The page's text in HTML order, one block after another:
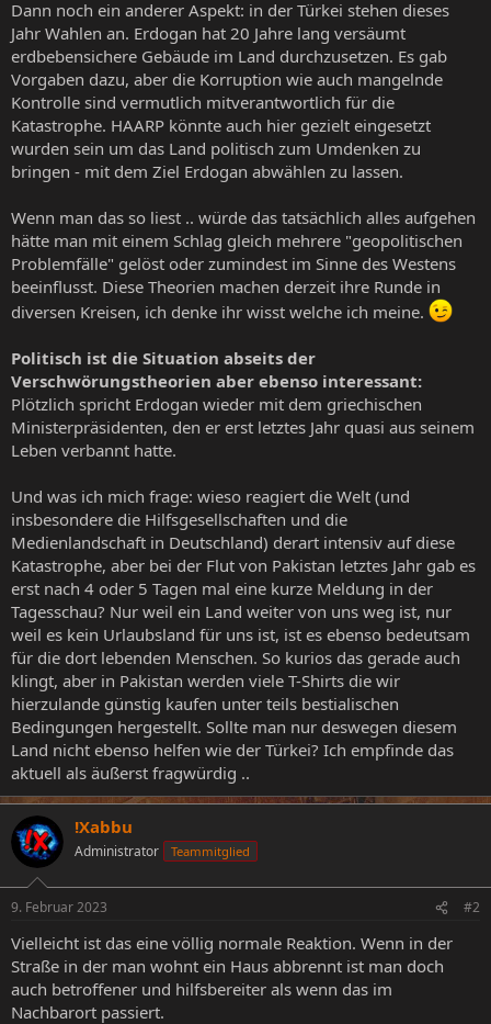
Dann noch ein anderer Aspekt: in der Türkei stehen dieses
Jahr Wahlen an. Erdogan hat 20 Jahre lang versäumt
erdbebensichere Gebäude im Land durchzusetzen. Es gab
Vorgaben dazu, aber die Korruption wie auch mangelnde
Kontrolle sind vermutlich mitverantwortlich für die
Katastrophe. HAARP könnte auch hier gezielt eingesetzt
wurden sein um das Land politisch zum Umdenken zu
bringen - mit dem Ziel Erdogan abwählen zu lassen.
Wenn man das so liest .. würde das tatsächlich alles aufgehen
hätte man mit einem Schlag gleich mehrere "geopolitischen
Problemfälle" gelöst oder zumindest im Sinne des Westens
beeinflusst. Diese Theorien machen derzeit ihre Runde in
diversen Kreisen, ich denke ihr wisst welche ich meine.
Politisch ist die Situation abseits der
Verschwörungstheorien aber ebenso interessant:
Plötzlich spricht Erdogan wieder mit dem griechischen
Ministerpräsidenten, den er erst letztes Jahr quasi aus seinem
Leben verbannt hatte.
Und was ich mich frage: wieso reagiert die Welt (und
insbesondere die Hilfsgesellschaften und die
Medienlandschaft in Deutschland) derart intensiv auf diese
Katastrophe, aber bei der Flut von Pakistan letztes Jahr gab es
erst nach 4 oder 5 Tagen mal eine kurze Meldung in der
Tagesschau? Nur weil ein Land weiter von uns weg ist, nur
weil es kein Urlaubsland für uns ist, ist es ebenso bedeutsam
für die dort lebenden Menschen. So kurios das gerade auch
klingt, aber in Pakistan werden viele T-Shirts die wir
hierzulande günstig kaufen unter teils bestialischen
Bedingungen hergestellt. Sollte man nur deswegen diesem
Land nicht ebenso helfen wie der Türkei? Ich empfinde das
aktuell als äußerst fragwürdig ..
!Xabbu
Administrator Teammitglied
9. Februar 2023 #2
Vielleicht ist das eine völlig normale Reaktion. Wenn in der
Straße in der man wohnt ein Haus abbrennt ist man doch
auch betroffener und hilfsbereiter als wenn das im
Nachbarort passiert.